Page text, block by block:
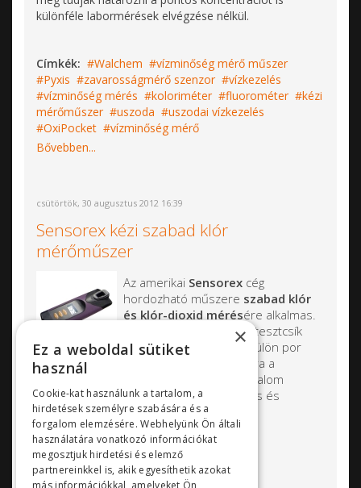
különféle labormérések elvégzése nélkül.
Címkék: Walchem
vízminőség mérő műszer
Pyxis
zavarosságmérő szenzor
vízkezelés
vízminőség mérés
koloriméter fluorométer
kézi
mérőműszer
uszoda
uszodai vízkezelés
OxiPocket
vízminőség mérő
Bővebben...
csütörtök, 30 augusztus 2012 16:39
Sensorex kézi szabad klór
mérőműszer
Az amerikai Sensorex cég
hordozható műszere szabad klór
és klór-dioxid mérésére alkalmas.
A készülékhez 1000 db tesztcsík
tartozik, nincs szükség külön por
vagy tabletta használatára a
vízminőség ellenőrzése során. A klórtartalom
méréséhez kiváló választás lehet, pontos és
megbízható a működése.
Mérési módszer: Fotometria
Fényforrás: LED
×
Ez a weboldal sütiket
használ
Cookie-kat használunk a tartalom, a
hirdetések személyre szabására és a
forgalom elemzésére. Webhelyünk Ön általi
használatára vonatkozó információkat
megosztjuk hirdetési és elemző
partnereinkkel is, akik egyesíthetik azokat
más információkkal, amelyeket Ön